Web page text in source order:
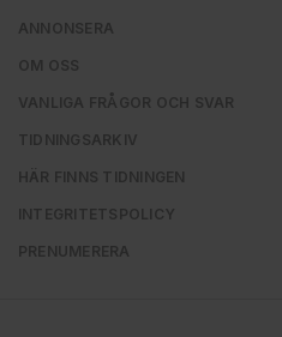
ANNONSERA
OM OSS
VANLIGA FRÅGOR OCH SVAR
TIDNINGSARKIV
HÄR FINNS TIDNINGEN
INTEGRITETSPOLICY
PRENUMERERA